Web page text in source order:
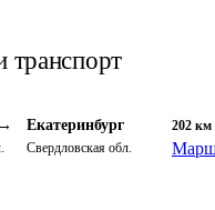
→ Екатеринбург
Свердловская обл.
202 км